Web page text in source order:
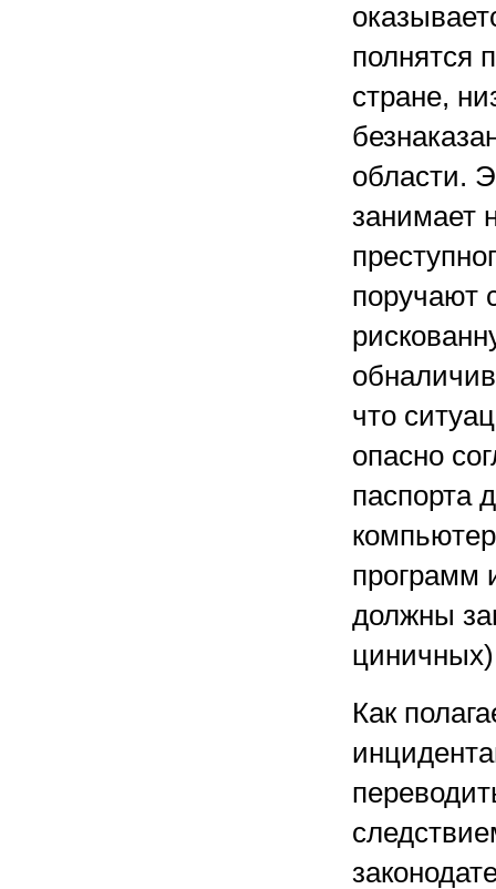
полнятся
стране,
области.
занимает
поручают
что
опасно
паспорта
программ
должны
Как